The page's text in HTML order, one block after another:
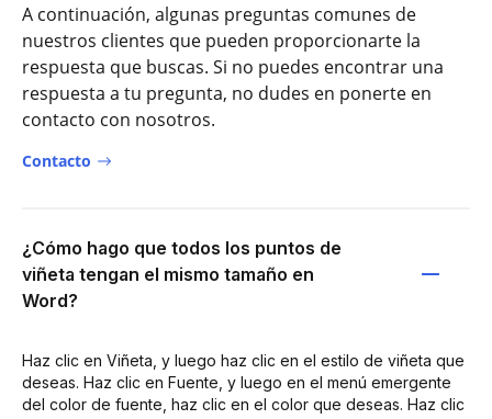
A continuación, algunas preguntas comunes de
nuestros clientes que pueden proporcionarte la
respuesta que buscas. Si no puedes encontrar una
respuesta a tu pregunta, no dudes en ponerte en
contacto con nosotros.
Contacto
¿Cómo hago que todos los puntos de
viñeta tengan el mismo tamaño en
Word?
Haz clic en Viñeta, y luego haz clic en el estilo de viñeta que
deseas. Haz clic en Fuente, y luego en el menú emergente
del color de fuente, haz clic en el color que deseas. Haz clic